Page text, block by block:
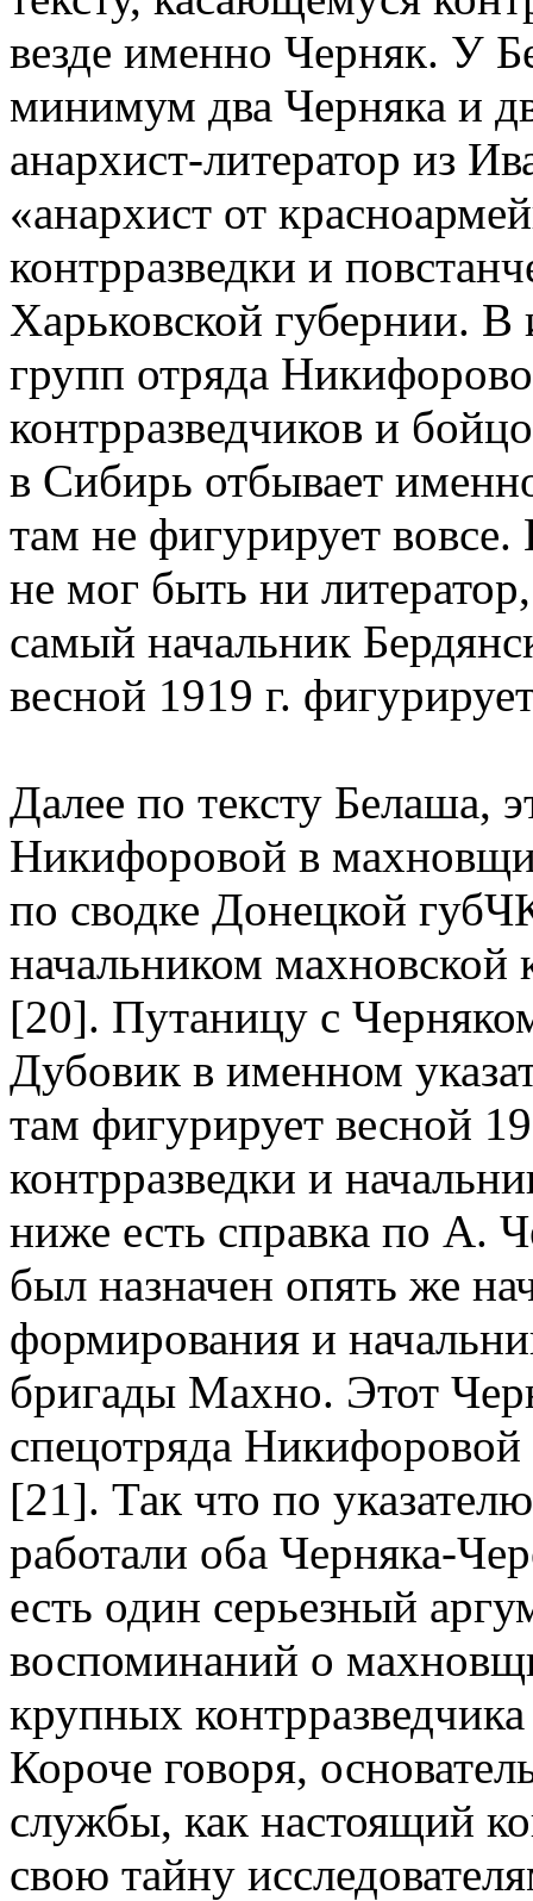
везде именно Черняк. У
минимум два Черняка и
анархист-литератор из
«анархист от
контрразведки и
Харьковской губернии. В
групп отряда
контрразведчиков и
в Сибирь отбывает
там не фигурирует
не мог быть ни
самый начальник
весной 1919 г.
Далее по тексту Белаша,
Никифоровой в
по сводке Донецкой
начальником махновской
[20]. Путаницу с
Дубовик в именном
там фигурирует весной
контрразведки и
ниже есть справка по А.
был назначен опять же
формирования и
бригады Махно. Этот
спецотряда
[21]. Так что по
работали оба Черняка-
есть один серьезный
воспоминаний о
крупных
Короче говоря,
службы, как настоящий
свою тайну